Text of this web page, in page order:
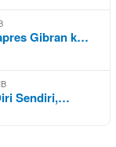
Gibran k…
Sendiri,…